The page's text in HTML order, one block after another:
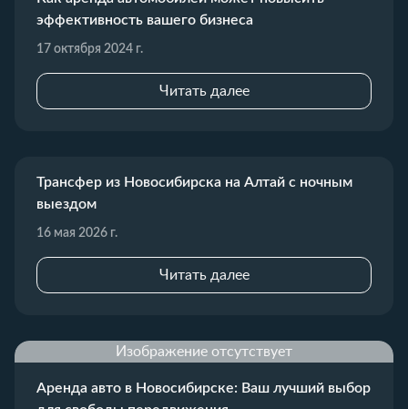
эффективность вашего бизнеса
17 октября 2024 г.
Читать далее
Трансфер из Новосибирска на Алтай с ночным
выездом
16 мая 2026 г.
Читать далее
Изображение отсутствует
Аренда авто в Новосибирске: Ваш лучший выбор